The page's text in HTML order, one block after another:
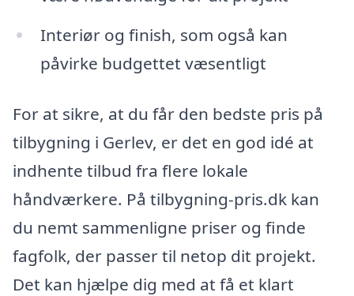
Interiør og finish, som også kan
påvirke budgettet væsentligt
For at sikre, at du får den bedste pris på
tilbygning i Gerlev, er det en god idé at
indhente tilbud fra flere lokale
håndværkere. På tilbygning-pris.dk kan
du nemt sammenligne priser og finde
fagfolk, der passer til netop dit projekt.
Det kan hjælpe dig med at få et klart